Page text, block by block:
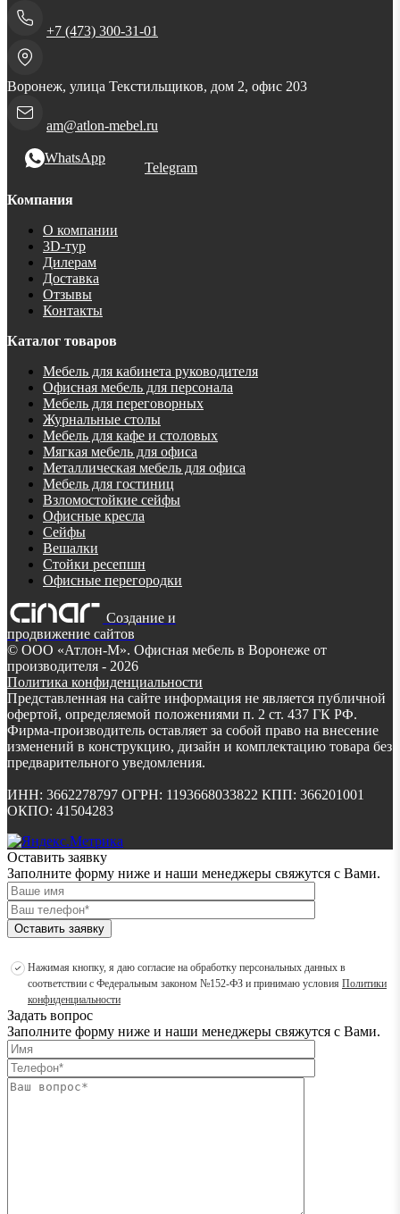
+7 (473) 300-31-01
Воронеж, улица Текстильщиков, дом 2, офис 203
am@atlon-mebel.ru
WhatsApp
Telegram
Компания
О компании
3D-тур
Дилерам
Доставка
Отзывы
Контакты
Каталог товаров
Мебель для кабинета руководителя
Офисная мебель для персонала
Мебель для переговорных
Журнальные столы
Мебель для кафе и столовых
Мягкая мебель для офиса
Металлическая мебель для офиса
Мебель для гостиниц
Взломостойкие сейфы
Офисные кресла
Сейфы
Вешалки
Стойки ресепшн
Офисные перегородки
Создание и
продвижение сайтов
© ООО «Атлон-М». Офисная мебель в Воронеже от
производителя - 2026
Политика конфиденциальности
Представленная на сайте информация не является публичной
офертой, определяемой положениями п. 2 ст. 437 ГК РФ.
Фирма-производитель оставляет за собой право на внесение
изменений в конструкцию, дизайн и комплектацию товара без
предварительного уведомления.
ИНН: 3662278797 ОГРН: 1193668033822 КПП: 366201001
ОКПО: 41504283
Оставить заявку
Заполните форму ниже и наши менеджеры свяжутся с Вами.
Оставить заявку
Нажимая кнопку, я даю согласие на обработку персональных данных в
соответствии с Федеральным законом №152-ФЗ и принимаю условия Политики
конфиденциальности
Задать вопрос
Заполните форму ниже и наши менеджеры свяжутся с Вами.